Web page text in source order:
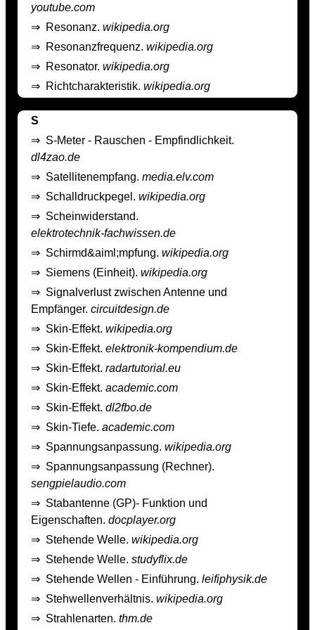
youtube.com
⇒ Resonanz. wikipedia.org
⇒ Resonanzfrequenz. wikipedia.org
⇒ Resonator. wikipedia.org
⇒ Richtcharakteristik. wikipedia.org
S
⇒ S-Meter - Rauschen - Empfindlichkeit.
dl4zao.de
⇒ Satellitenempfang. media.elv.com
⇒ Schalldruckpegel. wikipedia.org
⇒ Scheinwiderstand.
elektrotechnik-fachwissen.de
⇒ Schirmd&aiml;mpfung. wikipedia.org
⇒ Siemens (Einheit). wikipedia.org
⇒ Signalverlust zwischen Antenne und
Empfänger. circuitdesign.de
⇒ Skin-Effekt. wikipedia.org
⇒ Skin-Effekt. elektronik-kompendium.de
⇒ Skin-Effekt. radartutorial.eu
⇒ Skin-Effekt. academic.com
⇒ Skin-Effekt. dl2fbo.de
⇒ Skin-Tiefe. academic.com
⇒ Spannungsanpassung. wikipedia.org
⇒ Spannungsanpassung (Rechner).
sengpielaudio.com
⇒ Stabantenne (GP)- Funktion und
Eigenschaften. docplayer.org
⇒ Stehende Welle. wikipedia.org
⇒ Stehende Welle. studyflix.de
⇒ Stehende Wellen - Einführung. leifiphysik.de
⇒ Stehwellenverhältnis. wikipedia.org
⇒ Strahlenarten. thm.de